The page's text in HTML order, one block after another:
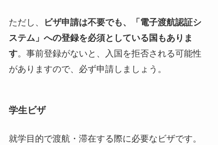
ただし、
ビザ申請は不要でも、「電子渡航認証シ
ステム」への登録を必須としている国もありま
す。事前登録がないと、入国を拒否される可能性
がありますので、必ず申請しましょう。
学生ビザ
就学目的で渡航・滞在する際に必要なビザです。